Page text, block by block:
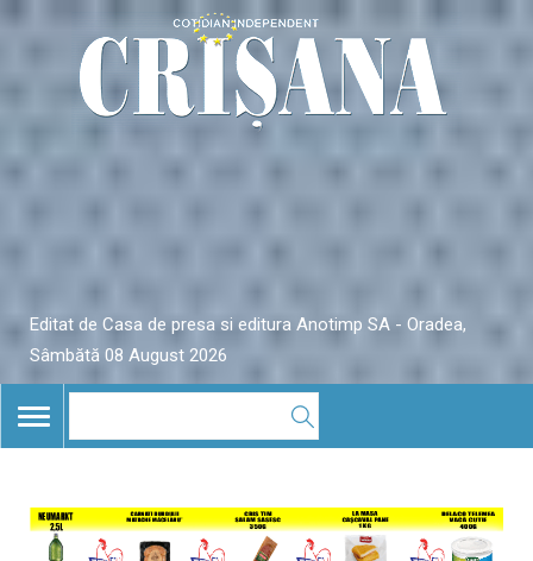
Editat de Casa de presa si editura Anotimp SA - Oradea,
Sâmbătă 08 August 2026
TOGGLE
NAVIGATION